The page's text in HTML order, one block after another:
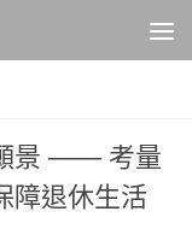
景 —— 考量
障退休生活